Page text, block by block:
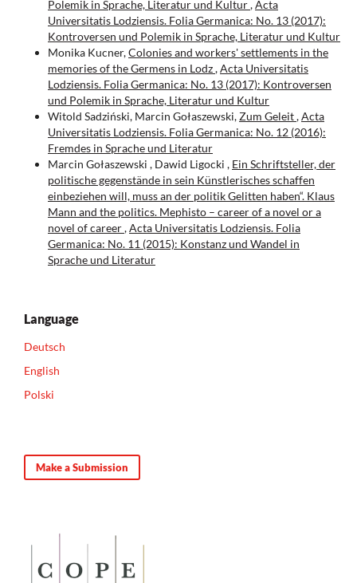
Polemik in Sprache, Literatur und Kultur,Acta
Universitatis Lodziensis. Folia Germanica: No. 13 (2017):
Kontroversen und Polemik in Sprache, Literatur und Kultur
Monika Kucner,Colonies and workers' settlements in the
memories of the Germens in Lodz,Acta Universitatis
Lodziensis. Folia Germanica: No. 13 (2017): Kontroversen
und Polemik in Sprache, Literatur und Kultur
Witold Sadziński, Marcin Gołaszewski,Zum Geleit,Acta
Universitatis Lodziensis. Folia Germanica: No. 12 (2016):
Fremdes in Sprache und Literatur
Marcin Gołaszewski , Dawid Ligocki , Ein Schriftsteller, der
politische gegenstände in sein Künstlerisches schaffen
einbeziehen will, muss an der politik Gelitten haben“. Klaus
Mann and the politics. Mephisto – career of a novel or a
novel of career,Acta Universitatis Lodziensis. Folia
Germanica: No. 11 (2015): Konstanz und Wandel in
Sprache und Literatur
Language
Deutsch
English
Polski
Make a Submission